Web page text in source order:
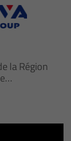
la Région